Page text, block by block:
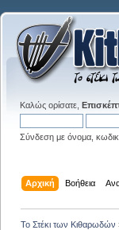
Καλώς ορίσατε,
Σύνδεση με όνομα,
Αρχική Βοήθεια
Το Στέκι των Κιθαρωδών